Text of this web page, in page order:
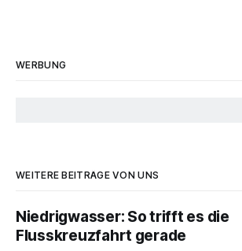
WERBUNG
WEITERE BEITRÄGE VON UNS
Niedrigwasser: So trifft es die
Flusskreuzfahrt gerade